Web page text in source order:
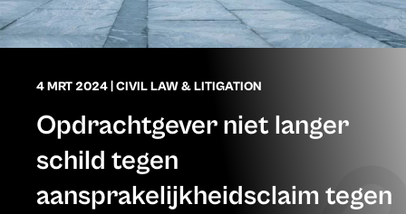
4 MRT 2024 CIVIL LAW & LITIGATION
Opdrachtgever niet langer
schild tegen
aansprakelijkheidsclaim tegen